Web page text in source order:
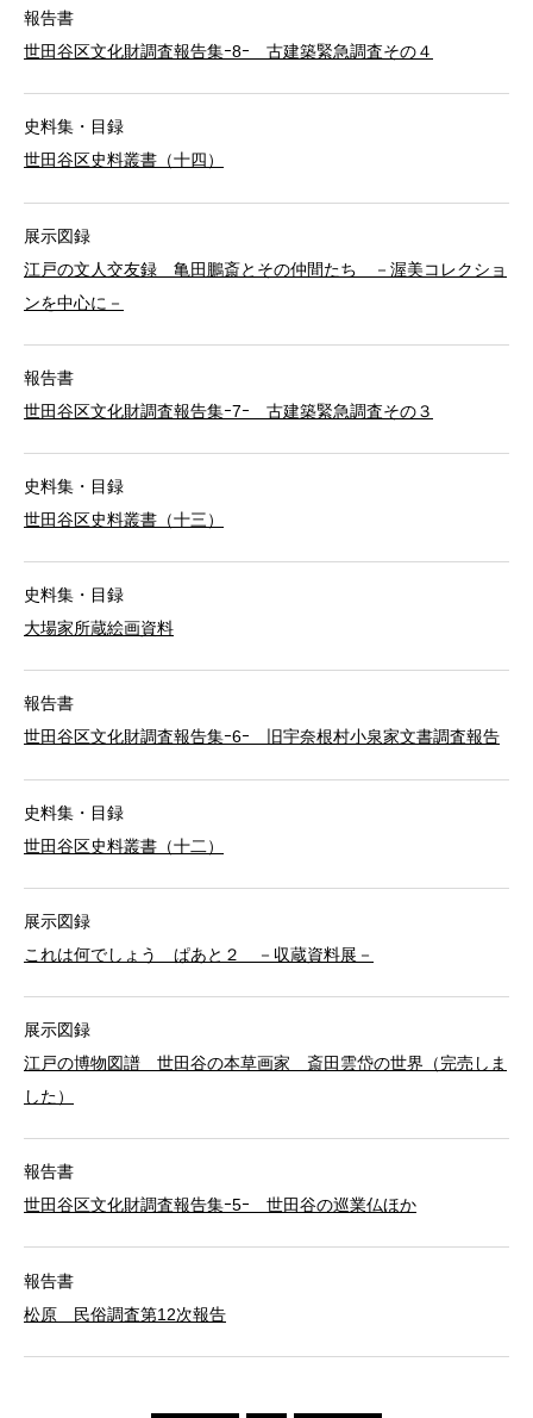
報告書
世田谷区文化財調査報告集ｰ8ｰ 古建築緊急調査その４
史料集・目録
世田谷区史料叢書（十四）
展示図録
江戸の文人交友録 亀田鵬斎とその仲間たち －渥美コレクショ
ンを中心に－
報告書
世田谷区文化財調査報告集ｰ7ｰ 古建築緊急調査その３
史料集・目録
世田谷区史料叢書（十三）
史料集・目録
大場家所蔵絵画資料
報告書
世田谷区文化財調査報告集ｰ6ｰ 旧宇奈根村小泉家文書調査報告
史料集・目録
世田谷区史料叢書（十二）
展示図録
これは何でしょう ぱあと２ －収蔵資料展－
展示図録
江戸の博物図譜 世田谷の本草画家 斎田雲岱の世界（完売しま
した）
報告書
世田谷区文化財調査報告集ｰ5ｰ 世田谷の巡業仏ほか
報告書
松原 民俗調査第12次報告